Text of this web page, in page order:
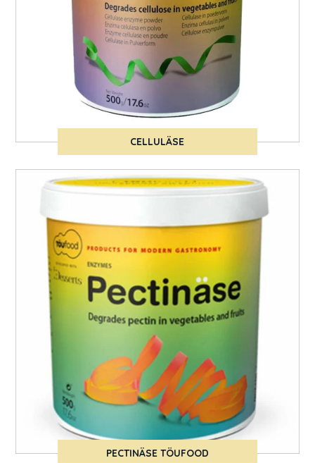
CELLULÄSE
PECTINÄSE TÖUFOOD